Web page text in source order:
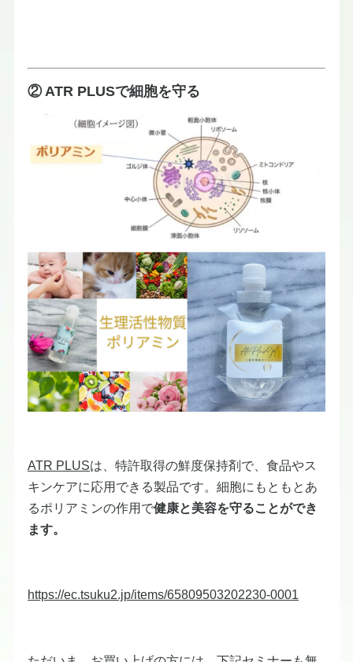
② ATR PLUSで細胞を守る
ATR PLUSは、特許取得の鮮度保持剤で、食品やス
キンケアに応用できる製品です。細胞にもともとあ
るポリアミンの作用で健康と美容を守ることができ
ます。
https://ec.tsuku2.jp/items/65809503202230-0001